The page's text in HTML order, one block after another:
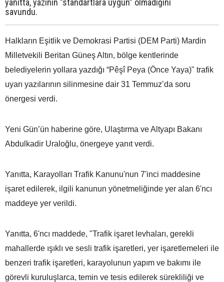
yanıtta, yazının “standartlara uygun” olmadığını
savundu.
Halkların Eşitlik ve Demokrasi Partisi (DEM Parti) Mardin
Milletvekili Beritan Güneş Altın, bölge kentlerinde
belediyelerin yollara yazdığı “Pêşî Peya (Önce Yaya)" trafik
uyarı yazılarının silinmesine dair 31 Temmuz’da soru
önergesi verdi.
Yeni Gün’ün haberine göre, Ulaştırma ve Altyapı Bakanı
Abdulkadir Uraloğlu, önergeye yanıt verdi.
Yanıtta, Karayolları Trafik Kanunu'nun 7'inci maddesine
işaret edilerek, ilgili kanunun yönetmeliğinde yer alan 6'ncı
maddeye yer verildi.
Yanıtta, 6'ncı maddede, "Trafik işaret levhaları, gerekli
mahallerde ışıklı ve sesli trafik işaretleri, yer işaretlemeleri ile
benzeri trafik işaretleri, karayolunun yapım ve bakımı ile
görevli kuruluşlarca, temin ve tesis edilerek sürekliliği ve